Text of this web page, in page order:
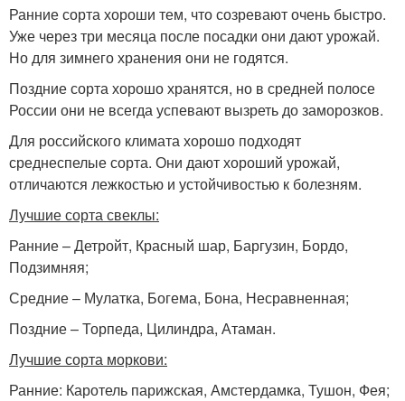
Ранние сорта хороши тем, что созревают очень быстро.
Уже через три месяца после посадки они дают урожай.
Но для зимнего хранения они не годятся.
Поздние сорта хорошо хранятся, но в средней полосе
России они не всегда успевают вызреть до заморозков.
Для российского климата хорошо подходят
среднеспелые сорта. Они дают хороший урожай,
отличаются лежкостью и устойчивостью к болезням.
Лучшие сорта свеклы:
Ранние – Детройт, Красный шар, Баргузин, Бордо,
Подзимняя;
Средние – Мулатка, Богема, Бона, Несравненная;
Поздние – Торпеда, Цилиндра, Атаман.
Лучшие сорта моркови:
Ранние: Каротель парижская, Амстердамка, Тушон, Фея;